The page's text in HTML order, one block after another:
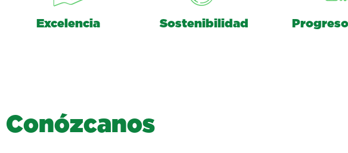
Excelencia Sostenibilidad
Conózcanos